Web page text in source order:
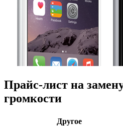
Прайс-лист на
громкости
Другое